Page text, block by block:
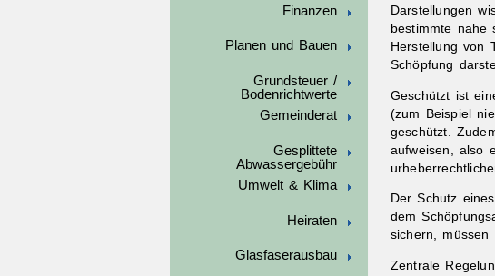
Finanzen
Planen und Bauen
Grundsteuer /
Bodenrichtwerte
Gemeinderat
Gesplittete
Abwassergebühr
Umwelt & Klima
Heiraten
Glasfaserausbau
Darstellungen
bestimmte nahe
Herstellung von
Schöpfung
Geschützt ist
(zum Beispiel
geschützt.
aufweisen, also
Der Schutz
dem
sichern,
Zentrale